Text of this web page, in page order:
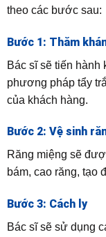
theo các bước sau:
Bước 1: Thăm
Bác sĩ sẽ tiến hành
phương pháp tẩy
của khách hàng.
Bước 2: Vệ sinh
Răng miệng sẽ
bám, cao răng, tạo
Bước 3: Cách ly
Bác sĩ sẽ sử dụng